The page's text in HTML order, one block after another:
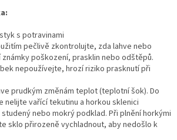
s potravinami
pečlivě zkontrolujte, zda lahve nebo
poškození, prasklin nebo odštěpů.
nepoužívejte, hrozí riziko prasknutí při
prudkým změnám teplot (teplotní šok). Do
nelijte vařící tekutinu a horkou sklenici
nebo mokrý podklad. Při plnění horkými
sklo přirozeně vychladnout, aby nedošlo k